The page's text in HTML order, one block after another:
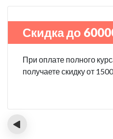
Скидка до
При оплате полного
получаете скидку от
‹